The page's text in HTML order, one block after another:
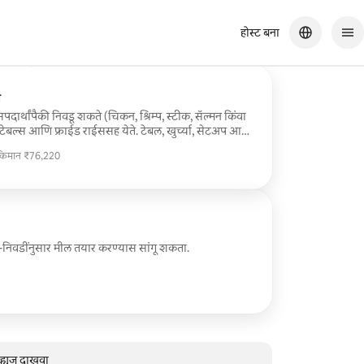
होस्ट बना
निवडू शकते (चिकन, श्रिम्प, स्टीक, सॅल्मन किंवा
आणि फ्राईड राईससह येते. टेबल, खुर्च्या, सेटअप आणि
₹76,220
मील तयार करण्यास सांगू शकता.
दाखवा